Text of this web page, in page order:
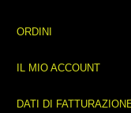
ORDINI
IL MIO ACCOUNT
DATI DI